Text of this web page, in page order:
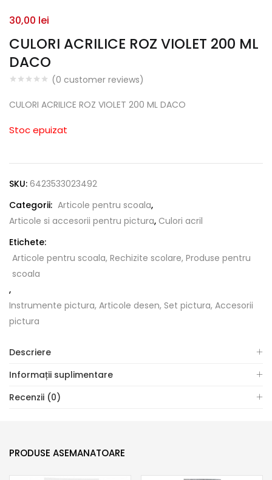
CULORI ACRILICE ROZ VIOLET 200 ML
DACO
(0 customer reviews)
30,00 lei
CULORI ACRILICE ROZ VIOLET 200 ML DACO
Stoc epuizat
SKU: 6423533023492
Categorii: Articole pentru scoala,
Articole si accesorii pentru pictura, Culori acril
Etichete:
Articole pentru scoala, Rechizite scolare, Produse pentru
scoala
,
Instrumente pictura, Articole desen, Set pictura, Accesorii
pictura
Descriere
Informații suplimentare
Recenzii (0)
PRODUSE ASEMANATOARE